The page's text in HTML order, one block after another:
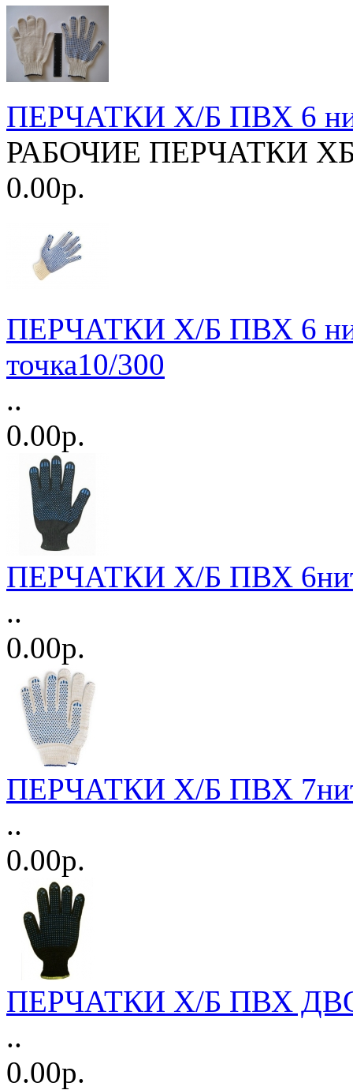
ПЕРЧАТКИ Х/Б ПВХ 6
РАБОЧИЕ ПЕРЧАТКИ ХБ
0.00р.
ПЕРЧАТКИ Х/Б ПВХ 6
точка10/300
..
0.00р.
ПЕРЧАТКИ Х/Б ПВХ
..
0.00р.
ПЕРЧАТКИ Х/Б ПВХ
..
0.00р.
ПЕРЧАТКИ Х/Б ПВХ
..
0.00р.